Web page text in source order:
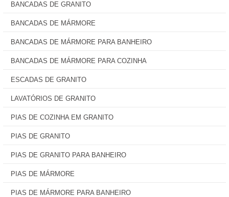
BANCADAS DE GRANITO
BANCADAS DE MÁRMORE
BANCADAS DE MÁRMORE PARA BANHEIRO
BANCADAS DE MÁRMORE PARA COZINHA
ESCADAS DE GRANITO
LAVATÓRIOS DE GRANITO
PIAS DE COZINHA EM GRANITO
PIAS DE GRANITO
PIAS DE GRANITO PARA BANHEIRO
PIAS DE MÁRMORE
PIAS DE MÁRMORE PARA BANHEIRO